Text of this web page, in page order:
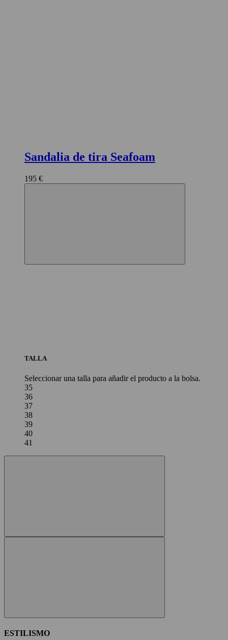
Sandalia de tira Seafoam
195 €
TALLA
Seleccionar una talla para añadir el producto a la bolsa.
35
36
37
38
39
40
41
ESTILISMO